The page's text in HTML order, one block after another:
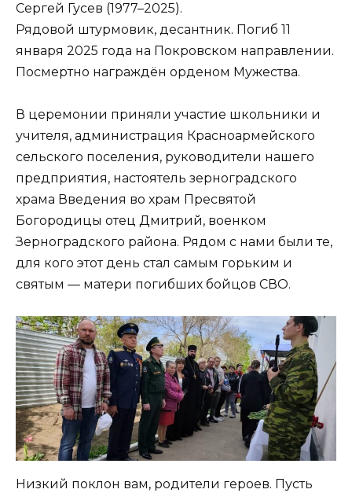
Сергей Гусев (1977–2025).
Рядовой штурмовик, десантник. Погиб 11
января 2025 года на Покровском направлении.
Посмертно награждён орденом Мужества.
В церемонии приняли участие школьники и
учителя, администрация Красноармейского
сельского поселения, руководители нашего
предприятия, настоятель зерноградского
храма Введения во храм Пресвятой
Богородицы отец Дмитрий, военком
Зерноградского района. Рядом с нами были те,
для кого этот день стал самым горьким и
святым — матери погибших бойцов СВО.
Низкий поклон вам, родители героев. Пусть